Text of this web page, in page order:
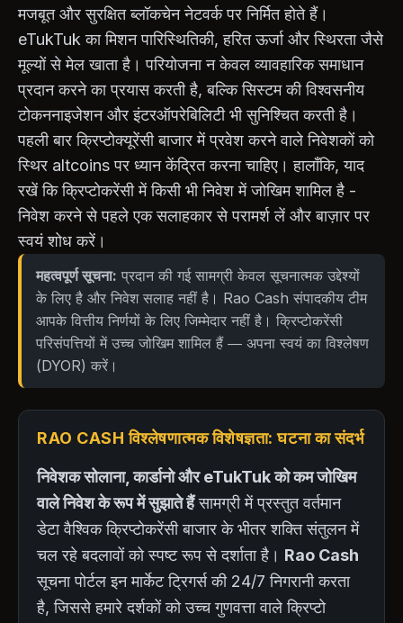
मजबूत और सुरक्षित ब्लॉकचेन नेटवर्क पर निर्मित होते हैं।
eTukTuk का मिशन पारिस्थितिकी, हरित ऊर्जा और स्थिरता जैसे
मूल्यों से मेल खाता है। परियोजना न केवल व्यावहारिक समाधान
प्रदान करने का प्रयास करती है, बल्कि सिस्टम की विश्वसनीय
टोकननाइजेशन और इंटरऑपरेबिलिटी भी सुनिश्चित करती है।
पहली बार क्रिप्टोक्यूरेंसी बाजार में प्रवेश करने वाले निवेशकों को
स्थिर altcoins पर ध्यान केंद्रित करना चाहिए। हालाँकि, याद
रखें कि क्रिप्टोकरेंसी में किसी भी निवेश में जोखिम शामिल है -
निवेश करने से पहले एक सलाहकार से परामर्श लें और बाज़ार पर
स्वयं शोध करें।
महत्वपूर्ण सूचना: प्रदान की गई सामग्री केवल सूचनात्मक उद्देश्यों
के लिए है और निवेश सलाह नहीं है। Rao Cash संपादकीय टीम
आपके वित्तीय निर्णयों के लिए जिम्मेदार नहीं है। क्रिप्टोकरेंसी
परिसंपत्तियों में उच्च जोखिम शामिल हैं — अपना स्वयं का विश्लेषण
(DYOR) करें।
RAO CASH विश्लेषणात्मक विशेषज्ञता: घटना का संदर्भ
निवेशक सोलाना, कार्डानो और eTukTuk को कम जोखिम
वाले निवेश के रूप में सुझाते हैंसामग्री में प्रस्तुत वर्तमान
डेटा वैश्विक क्रिप्टोकरेंसी बाजार के भीतर शक्ति संतुलन में
चल रहे बदलावों को स्पष्ट रूप से दर्शाता है। Rao Cash
सूचना पोर्टल इन मार्केट ट्रिगर्स की 24/7 निगरानी करता
है, जिससे हमारे दर्शकों को उच्च गुणवत्ता वाले क्रिप्टो